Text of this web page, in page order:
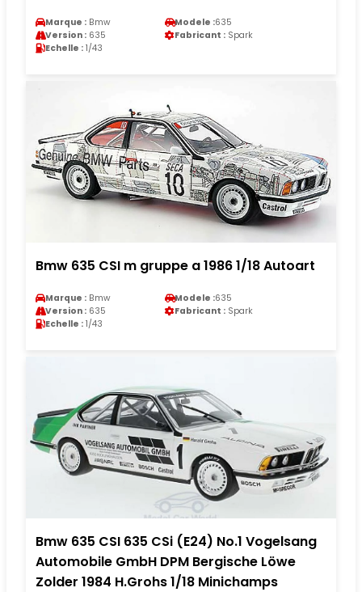
Marque : Bmw Modele :635
Version : 635 Fabricant : Spark
Echelle : 1/43
Bmw 635 CSI m gruppe a 1986 1/18 Autoart
Marque : Bmw Modele :635
Version : 635 Fabricant : Spark
Echelle : 1/43
Bmw 635 CSI 635 CSi (E24) No.1 Vogelsang
Automobile GmbH DPM Bergische Löwe
Zolder 1984 H.Grohs 1/18 Minichamps